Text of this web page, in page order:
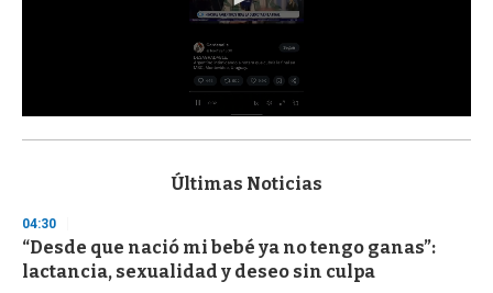
s
d
s
o
f
Últimas Noticias
04:30
“Desde que nació mi bebé ya no tengo ganas”:
lactancia, sexualidad y deseo sin culpa